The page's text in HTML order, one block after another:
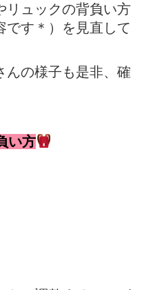
リュックの背負い方
です＊）を見直して
んの様子も是非、確
い方